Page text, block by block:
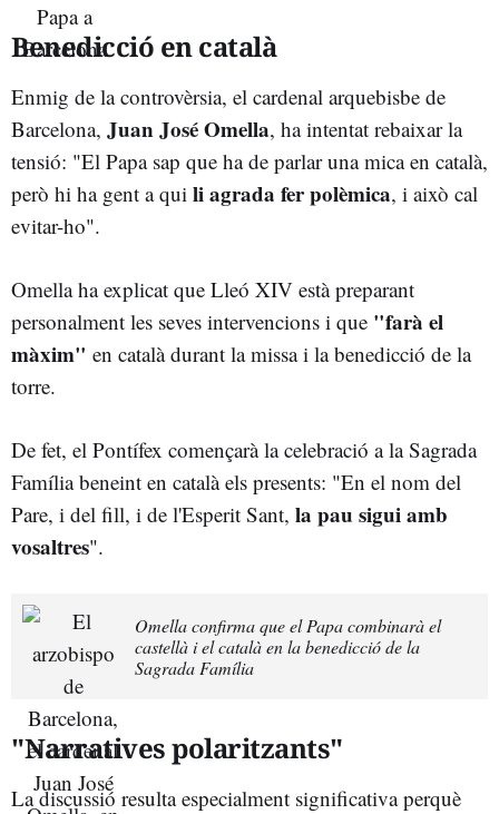
Benedicció en català
Enmig de la controvèrsia, el cardenal arquebisbe de
Barcelona, Juan José Omella, ha intentat rebaixar la
tensió: "El Papa sap que ha de parlar una mica en català,
però hi ha gent a qui li agrada fer polèmica, i això cal
evitar-ho".
Omella ha explicat que Lleó XIV està preparant
personalment les seves intervencions i que "farà el
màxim" en català durant la missa i la benedicció de la
torre.
De fet, el Pontífex començarà la celebració a la Sagrada
Família beneint en català els presents: "En el nom del
Pare, i del fill, i de l'Esperit Sant, la pau sigui amb
vosaltres".
Omella confirma que el Papa combinarà el
castellà i el català en la benedicció de la
Sagrada Família
"Narratives polaritzants"
La discussió resulta especialment significativa perquè